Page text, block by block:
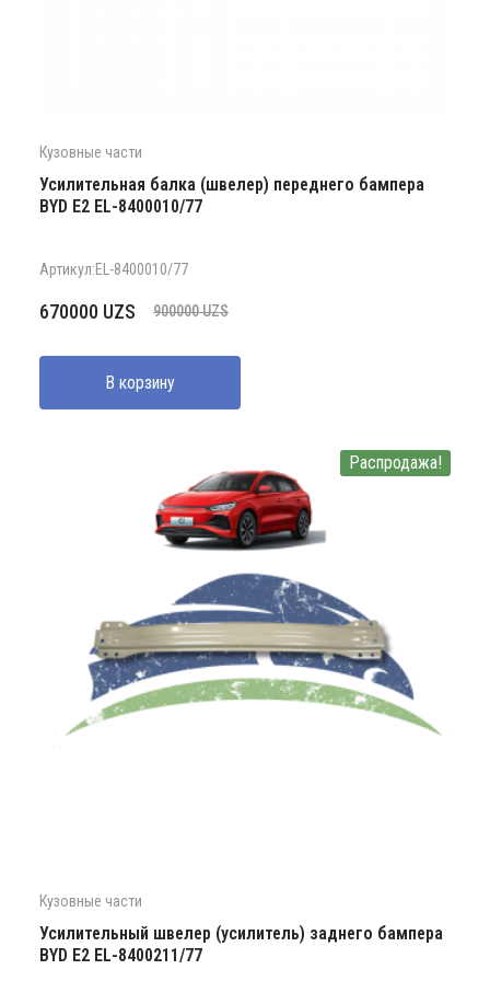
Кузовные части
Усилительная балка (швелер) переднего бампера
BYD E2 EL-8400010/77
Артикул:EL-8400010/77
900000UZS
Первоначальная
составляла
900000 UZS.
670000 UZS
Текущая
670000 UZS.
В корзину
Распродажа!
Кузовные части
Усилительный швелер (усилитель) заднего бампера
BYD E2 EL-8400211/77